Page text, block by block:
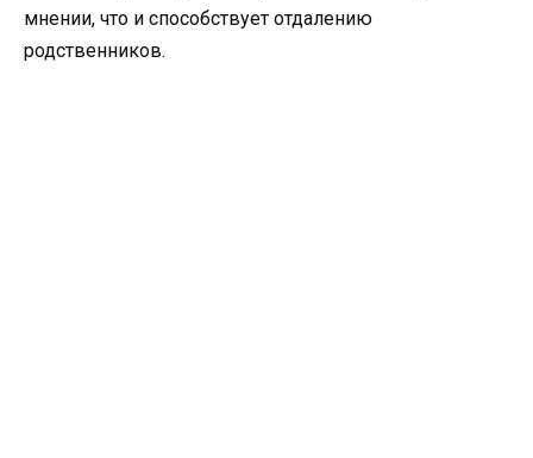
мнении, что и способствует отдалению
родственников.